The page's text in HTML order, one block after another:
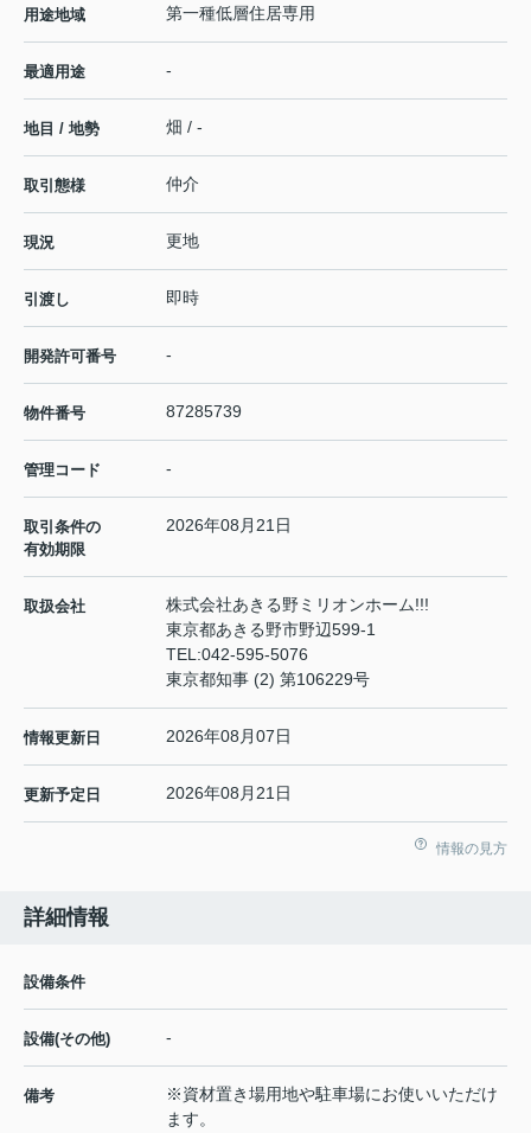
用途地域 第一種低層住居専用
最適用途 -
地目 / 地勢 畑 / -
取引態様 仲介
現況 更地
引渡し 即時
開発許可番号 -
物件番号 87285739
管理コード -
取引条件の
有効期限
2026年08月21日
取扱会社
株式会社あきる野ミリオンホーム!!!
東京都あきる野市野辺599-1
TEL:042-595-5076
東京都知事 (2) 第106229号
情報更新日 2026年08月07日
更新予定日 2026年08月21日
情報の見方
詳細情報
設備条件
設備(その他) -
備考
※資材置き場用地や駐車場にお使いいただけ
ます。